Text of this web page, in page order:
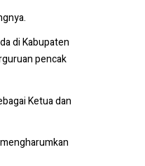
di Kabupaten
pencak
Ketua dan